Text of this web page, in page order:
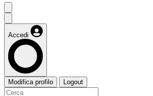
Accedi
Modifica profilo Logout